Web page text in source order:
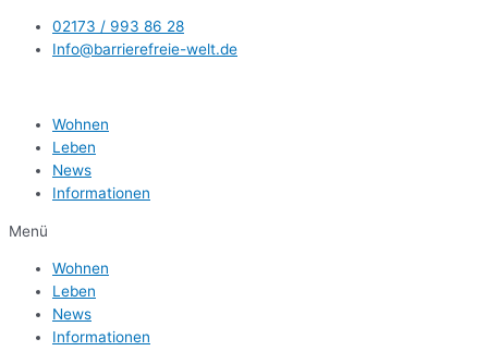
Inhalt
springen
02173 / 993 86 28
Info@barrierefreie-welt.de
Wohnen
Leben
News
Informationen
Menü
Wohnen
Leben
News
Informationen